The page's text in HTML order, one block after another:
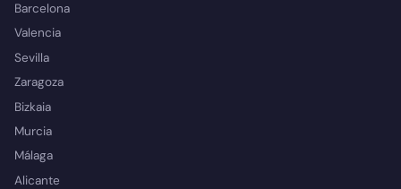
Barcelona
Valencia
Sevilla
Zaragoza
Bizkaia
Murcia
Málaga
Alicante